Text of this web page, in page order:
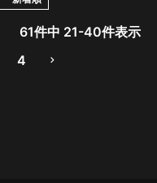
61件中 21-40件表示
4